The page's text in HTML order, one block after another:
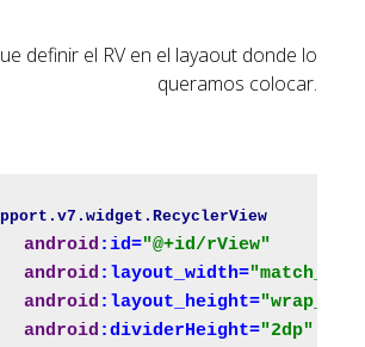
definir el RV en el layaout donde lo
queramos colocar.
android :id="@+id/rView"
android :layout_width=
android :layout_height=
android :dividerHeight="2dp"